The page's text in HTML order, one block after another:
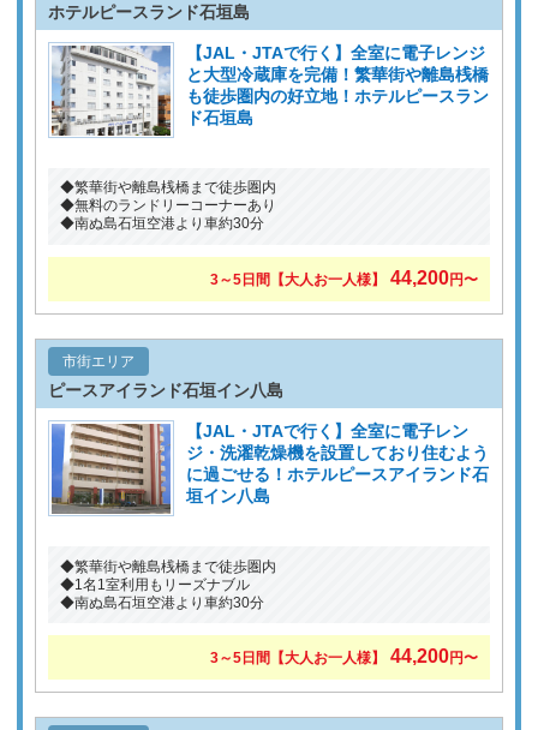
ホテルピースランド石垣島
【JAL・JTAで行く】全室に電子レンジ
と大型冷蔵庫を完備！繁華街や離島桟橋
も徒歩圏内の好立地！ホテルピースラン
ド石垣島
◆繁華街や離島桟橋まで徒歩圏内
◆無料のランドリーコーナーあり
◆南ぬ島石垣空港より車約30分
3～5日間【大人お一人様】 44,200円〜
市街エリア
ピースアイランド石垣イン八島
【JAL・JTAで行く】全室に電子レン
ジ・洗濯乾燥機を設置しており住むよう
に過ごせる！ホテルピースアイランド石
垣イン八島
◆繁華街や離島桟橋まで徒歩圏内
◆1名1室利用もリーズナブル
◆南ぬ島石垣空港より車約30分
3～5日間【大人お一人様】 44,200円〜